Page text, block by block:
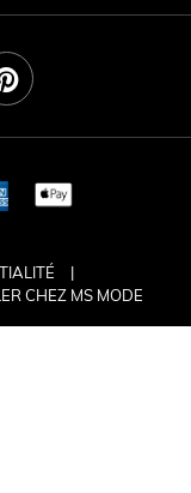
CHEZ MS MODE